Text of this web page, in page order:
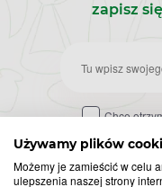
Używamy plików
Możemy je zamieścić w celu
ulepszenia naszej strony
zapisz
Zapisz
do
Chcę